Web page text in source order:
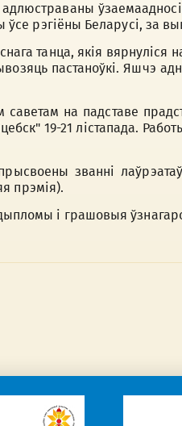
ўсе рэгіёны Беларусі, за
танца, якія вярнуліся
пастаноўкі. Яшчэ
на падставе
19-21 лістапада.
званні
прэмія).
і грашовыя